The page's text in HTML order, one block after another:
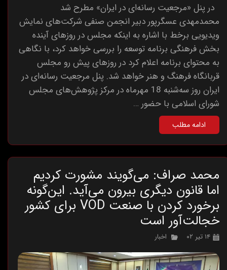
در پنل «مرجعیت رسانه‌‌ای در ایران» مطرح شد
محمدمهدی عسگرپور دبیر انجمن صنفی شرکت‌های نمایش
ویدیویی برخط با اشاره به اینکه مجلس در روزهای آینده
بخش فرهنگی برنامه توسعه را بررسی خواهد کرد، با نگاهی
به محتوای برنامه اعلام کرد در روزهای پیش رو مجلس
قربانگاه فرهنگ و هنر خواهد شد. پنل مرجعیت رسانه‌ای در
ایران روز سه‌شنبه 18 مهرماه در مرکز پژوهش‌های مجلس
شورای اسلامی با حضور …
ادامه مطلب
محمد صراف: می‌گویند مشورت کردیم
اما قانون دیگری بیرون می‌آید. این‌گونه
برخورد کردن با صنعت VOD برای کشور
خجالت‌آور است
۱۴ تیر ۰۲ اخبار